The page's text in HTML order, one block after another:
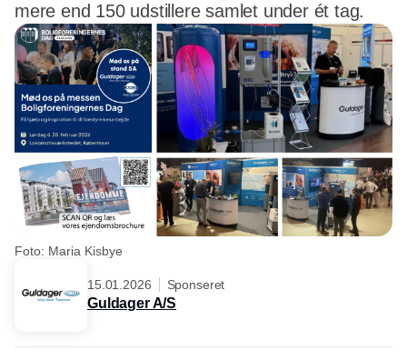
mere end 150 udstillere samlet under ét tag.
Foto: Maria Kisbye
15.01.2026 Sponseret
Guldager A/S